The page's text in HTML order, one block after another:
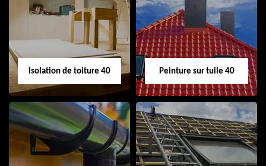
toiture 40
demoussage
toiture 40
Isolation de toiture 40
Isolation de toiture
Peinture sur tuile 40
Peinture sur tuile